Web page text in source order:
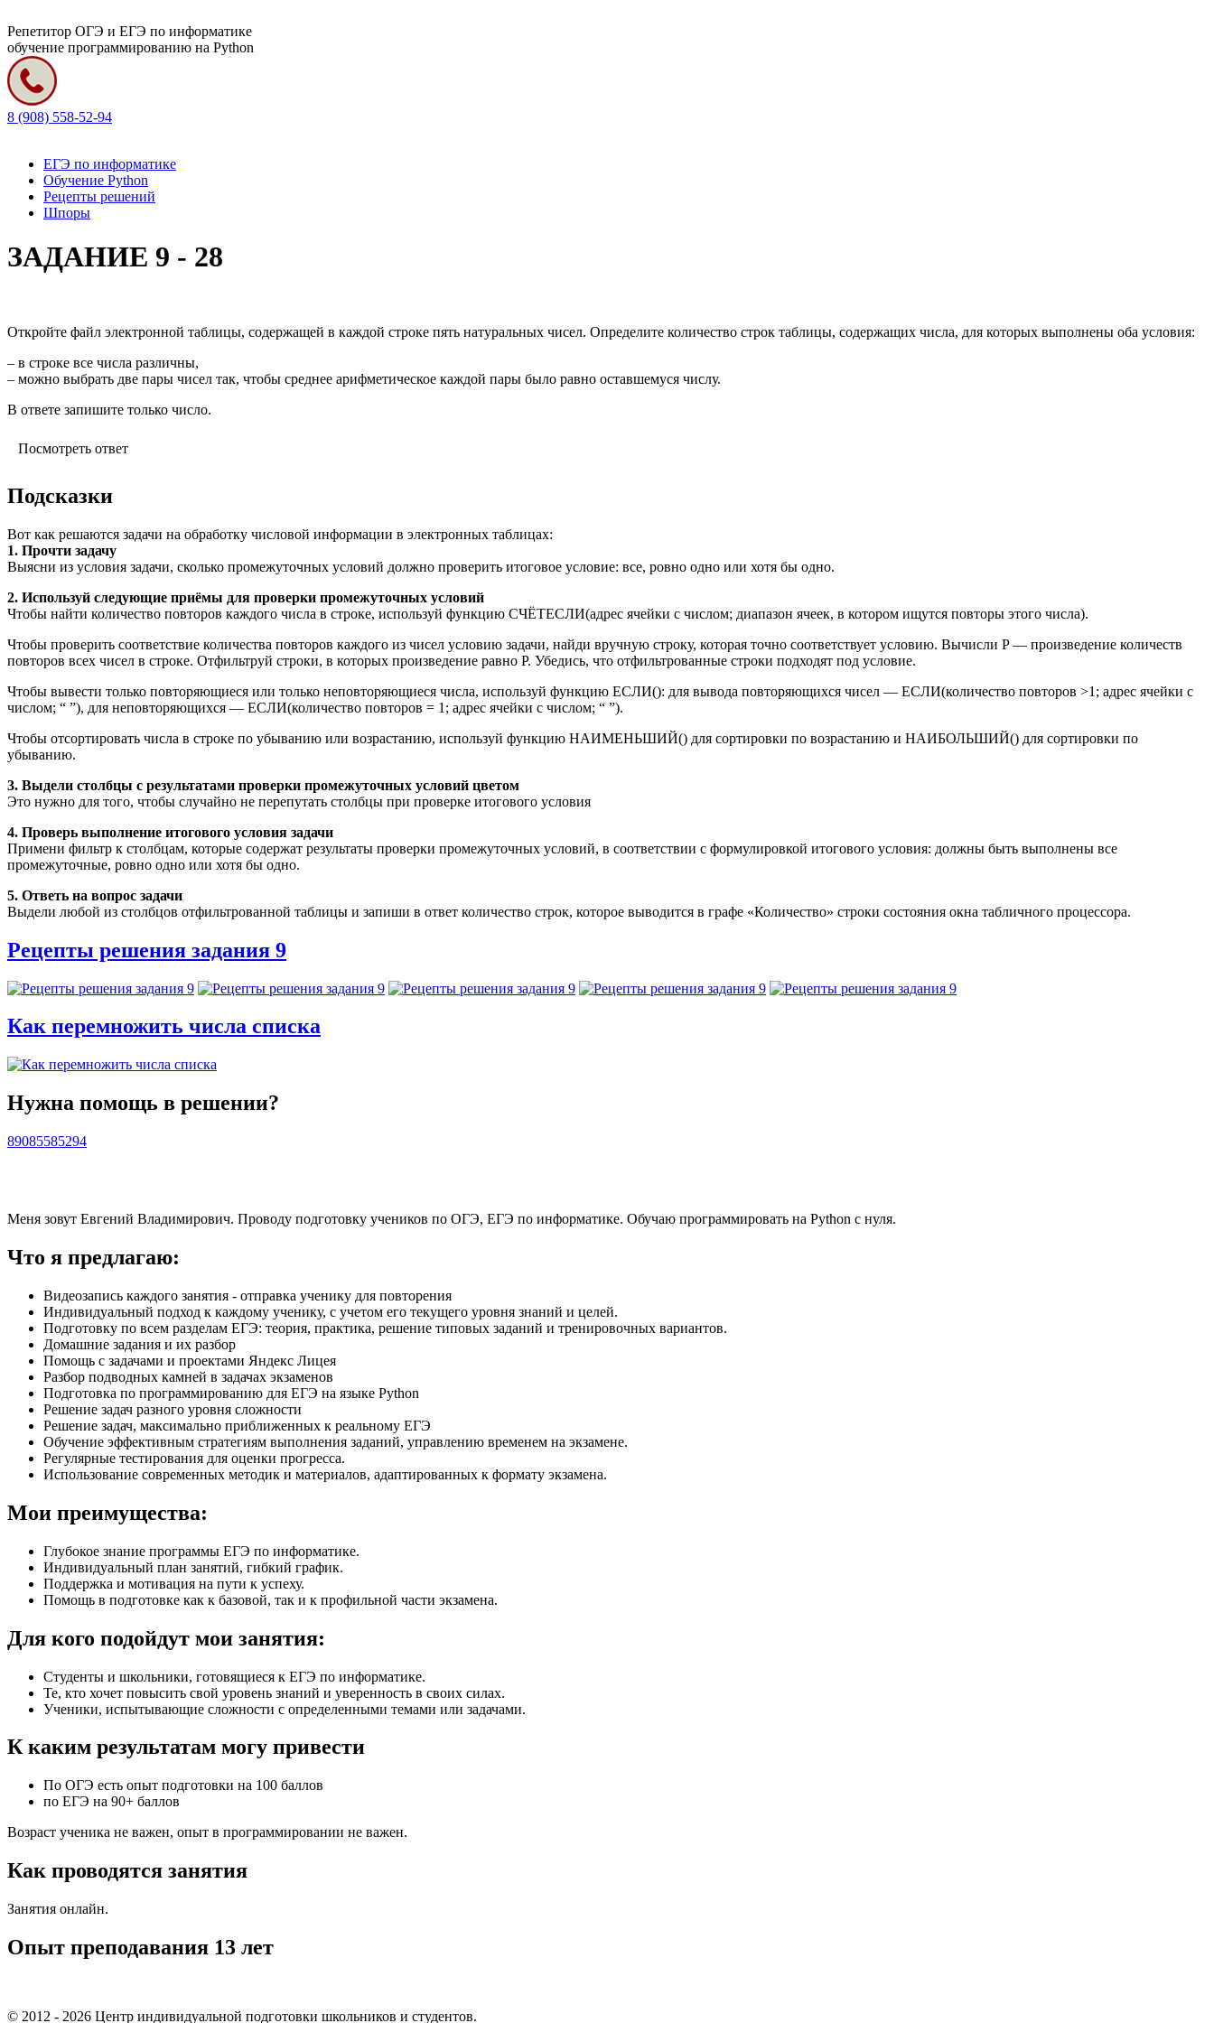
Репетитор ОГЭ и ЕГЭ по информатике
обучение программированию на Python
8 (908) 558-52-94
ЕГЭ по информатике
Обучение Python
Рецепты решений
Шпоры
ЗАДАНИЕ 9 - 28
Откройте файл электронной таблицы, содержащей в каждой строке пять натуральных чисел. Определите количество строк таблицы, содержащих числа, для которых выполнены оба условия:
– в строке все числа различны,
– можно выбрать две пары чисел так, чтобы среднее арифметическое каждой пары было равно оставшемуся числу.
В ответе запишите только число.
Посмотреть ответ
Подсказки
Вот как решаются задачи на обработку числовой информации в электронных таблицах:
1. Прочти задачу
Выясни из условия задачи, сколько промежуточных условий должно проверить итоговое условие: все, ровно одно или хотя бы одно.
2. Используй следующие приёмы для проверки промежуточных условий
Чтобы найти количество повторов каждого числа в строке, используй функцию СЧЁТЕСЛИ(адрес ячейки с числом; диапазон ячеек, в котором ищутся повторы этого числа).
Чтобы проверить соответствие количества повторов каждого из чисел условию задачи, найди вручную строку, которая точно соответствует условию. Вычисли P — произведение количеств
повторов всех чисел в строке. Отфильтруй строки, в которых произведение равно P. Убедись, что отфильтрованные строки подходят под условие.
Чтобы вывести только повторяющиеся или только неповторяющиеся числа, используй функцию ЕСЛИ(): для вывода повторяющихся чисел — ЕСЛИ(количество повторов >1; адрес ячейки с
числом; “ ”), для неповторяющихся — ЕСЛИ(количество повторов = 1; адрес ячейки с числом; “ ”).
Чтобы отсортировать числа в строке по убыванию или возрастанию, используй функцию НАИМЕНЬШИЙ() для сортировки по возрастанию и НАИБОЛЬШИЙ() для сортировки по
убыванию.
3. Выдели столбцы с результатами проверки промежуточных условий цветом
Это нужно для того, чтобы случайно не перепутать столбцы при проверке итогового условия
4. Проверь выполнение итогового условия задачи
Примени фильтр к столбцам, которые содержат результаты проверки промежуточных условий, в соответствии с формулировкой итогового условия: должны быть выполнены все
промежуточные, ровно одно или хотя бы одно.
5. Ответь на вопрос задачи
Выдели любой из столбцов отфильтрованной таблицы и запиши в ответ количество строк, которое выводится в графе «Количество» строки состояния окна табличного процессора.
Рецепты решения задания 9
Как перемножить числа списка
Нужна помощь в решении?
89085585294
Меня зовут Евгений Владимирович. Проводу подготовку учеников по ОГЭ, ЕГЭ по информатике. Обучаю программировать на Python с нуля.
Что я предлагаю:
Видеозапись каждого занятия - отправка ученику для повторения
Индивидуальный подход к каждому ученику, с учетом его текущего уровня знаний и целей.
Подготовку по всем разделам ЕГЭ: теория, практика, решение типовых заданий и тренировочных вариантов.
Домашние задания и их разбор
Помощь с задачами и проектами Яндекс Лицея
Разбор подводных камней в задачах экзаменов
Подготовка по программированию для ЕГЭ на языке Python
Решение задач разного уровня сложности
Решение задач, максимально приближенных к реальному ЕГЭ
Обучение эффективным стратегиям выполнения заданий, управлению временем на экзамене.
Регулярные тестирования для оценки прогресса.
Использование современных методик и материалов, адаптированных к формату экзамена.
Мои преимущества:
Глубокое знание программы ЕГЭ по информатике.
Индивидуальный план занятий, гибкий график.
Поддержка и мотивация на пути к успеху.
Помощь в подготовке как к базовой, так и к профильной части экзамена.
Для кого подойдут мои занятия:
Студенты и школьники, готовящиеся к ЕГЭ по информатике.
Те, кто хочет повысить свой уровень знаний и уверенность в своих силах.
Ученики, испытывающие сложности с определенными темами или задачами.
К каким результатам могу привести
По ОГЭ есть опыт подготовки на 100 баллов
по ЕГЭ на 90+ баллов
Возраст ученика не важен, опыт в программировании не важен.
Как проводятся занятия
Занятия онлайн.
Опыт преподавания 13 лет
© 2012 - 2026 Центр индивидуальной подготовки школьников и студентов.